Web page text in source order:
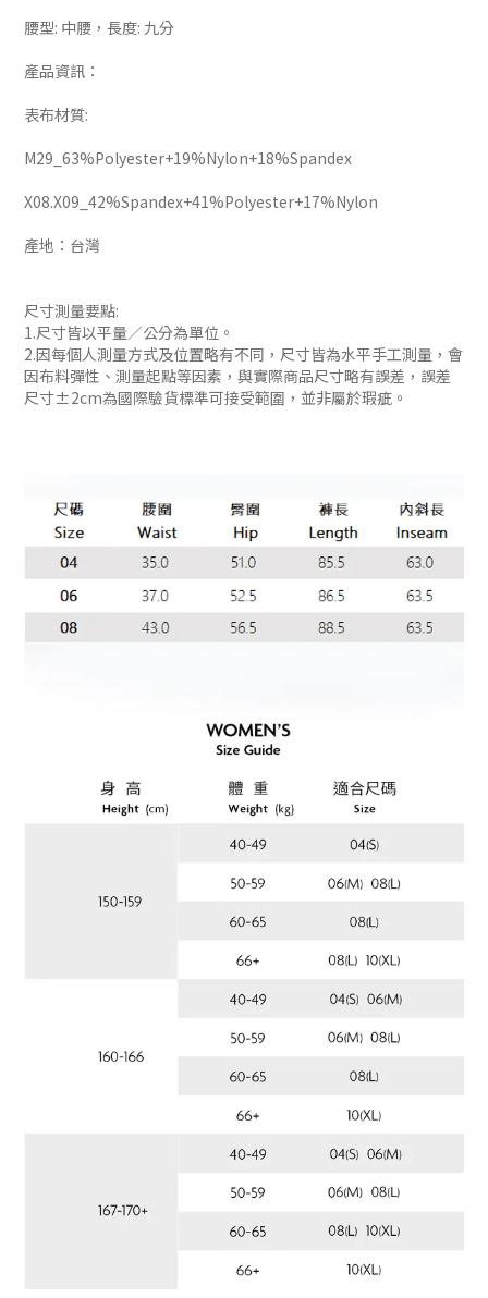
腰型: 中腰，長度: 九分
產品資訊：
表布材質:
M29_63%Polyester+19%Nylon+18%Spandex
X08.X09_42%Spandex+41%Polyester+17%Nylon
產地：台灣
尺寸測量要點:
1.尺寸皆以平量／公分為單位。
2.因每個人測量方式及位置略有不同，尺寸皆為水平手工測量，會
因布料彈性、測量起點等因素，與實際商品尺寸略有誤差，誤差
尺寸±2cm為國際驗貨標準可接受範圍，並非屬於瑕疵。